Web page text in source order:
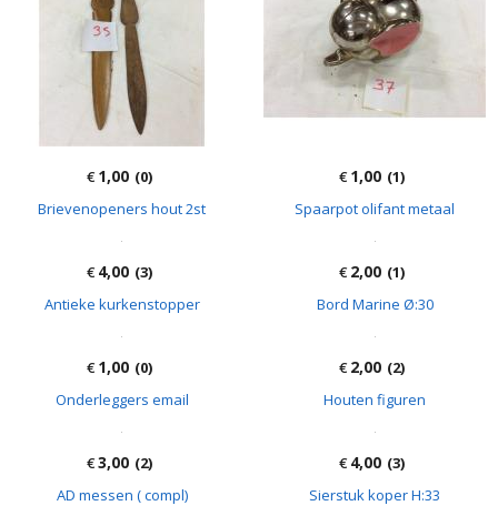
€1,00 (0)
Brievenopeners hout 2st
€1,00 (1)
Spaarpot olifant metaal
€4,00 (3)
€2,00 (1)
Bord Marine Ø:30